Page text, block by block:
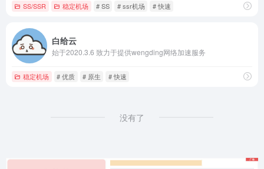
SS/SSR 稳定机场 # SS # ssr机场 # 快速
白给云
始于2020.3.6 致力于提供wengding网络加速服务
稳定机场 # 优质 # 原生 # 快速
没有了